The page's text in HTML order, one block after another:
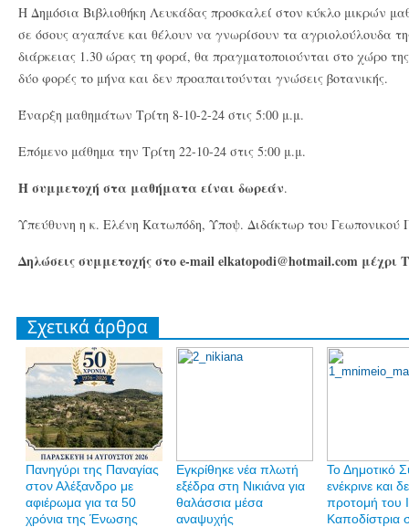
Η Δημόσια Βιβλιοθήκη Λευκάδας προσκαλεί στον κύκλο μικρών
σε όσους αγαπάνε και θέλουν να γνωρίσουν τα αγριολούλουδα
διάρκειας 1.30 ώρας τη φορά, θα πραγματοποιούνται στο χώρο
δύο φορές το μήνα και δεν προαπαιτούνται γνώσεις βοτανικής.
Έναρξη μαθημάτων Τρίτη 8-10-2-24 στις 5:00 μ.μ.
Επόμενο μάθημα την Τρίτη 22-10-24 στις 5:00 μ.μ.
Η συμμετοχή στα μαθήματα είναι δωρεάν.
Υπεύθυνη η κ. Ελένη Κατωπόδη, Υποψ. Διδάκτωρ του Γεωπονικού
Δηλώσεις συμμετοχής στο e-mail elkatopodi@hotmail.com μέχρι
Σχετικά άρθρα
Πανηγύρι της Παναγίας
στον Αλέξανδρο με
αφιέρωμα για τα 50
χρόνια της Ένωσης
Εγκρίθηκε νέα πλωτή
εξέδρα στη Νικιάνα για
θαλάσσια μέσα
αναψυχής
Το Δημοτικό
ενέκρινε και
προτομή του
Καποδίστρια